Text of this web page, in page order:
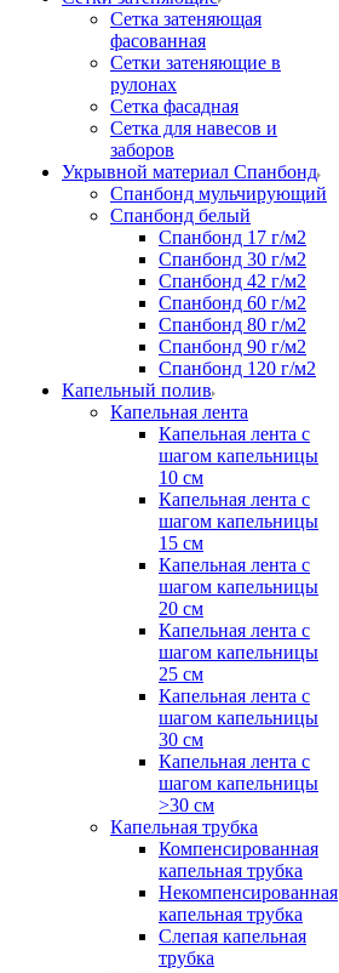
Сетка затеняющая
фасованная
Сетки затеняющие в
рулонах
Сетка фасадная
Сетка для навесов и
заборов
Укрывной материал Спанбонд
Спанбонд мульчирующий
Спанбонд белый
Спанбонд 17 г/м2
Спанбонд 30 г/м2
Спанбонд 42 г/м2
Спанбонд 60 г/м2
Спанбонд 80 г/м2
Спанбонд 90 г/м2
Спанбонд 120 г/м2
Капельный полив
Капельная лента
Капельная лента с
шагом капельницы
10 см
Капельная лента с
шагом капельницы
15 см
Капельная лента с
шагом капельницы
20 см
Капельная лента с
шагом капельницы
25 см
Капельная лента с
шагом капельницы
30 см
Капельная лента с
шагом капельницы
>30 см
Капельная трубка
Компенсированная
капельная трубка
Некомпенсированная
капельная трубка
Слепая капельная
трубка